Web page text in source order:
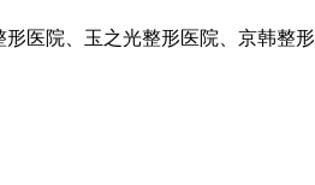
医院、玉之光整形医院、京韩整